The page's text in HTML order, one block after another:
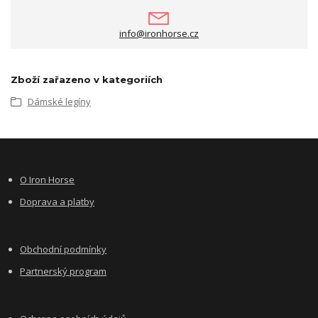
info@ironhorse.cz
Zboží zařazeno v kategoriích
Dámské legíny
O Iron Horse
Doprava a platby
Obchodní podmínky
Partnerský program